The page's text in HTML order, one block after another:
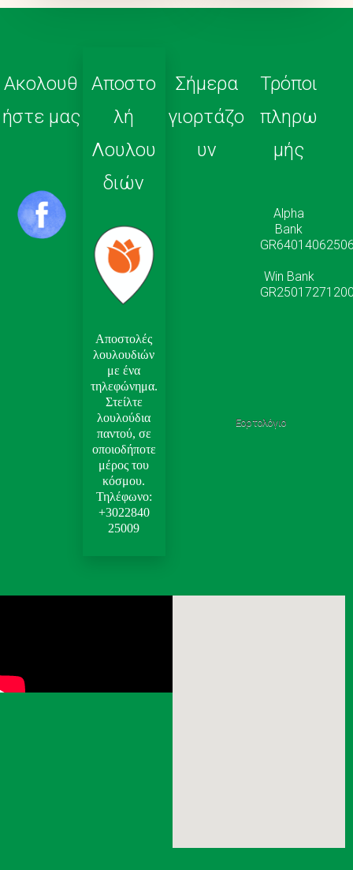
Ακολουθ
ήστε μας
Αποστο
λή
Λουλου
διών
Αποστολές
λουλουδιών
με ένα
τηλεφώνημα.
Στείλτε
λουλούδια
παντού, σε
οποιοδήποτε
μέρος του
κόσμου.
Τηλέφωνο:
+3022840
25009
Σήμερα
γιορτάζο
υν
Εορτολόγιο
Τρόποι
πληρω
μής
Αlpha
Bank
Win Bank